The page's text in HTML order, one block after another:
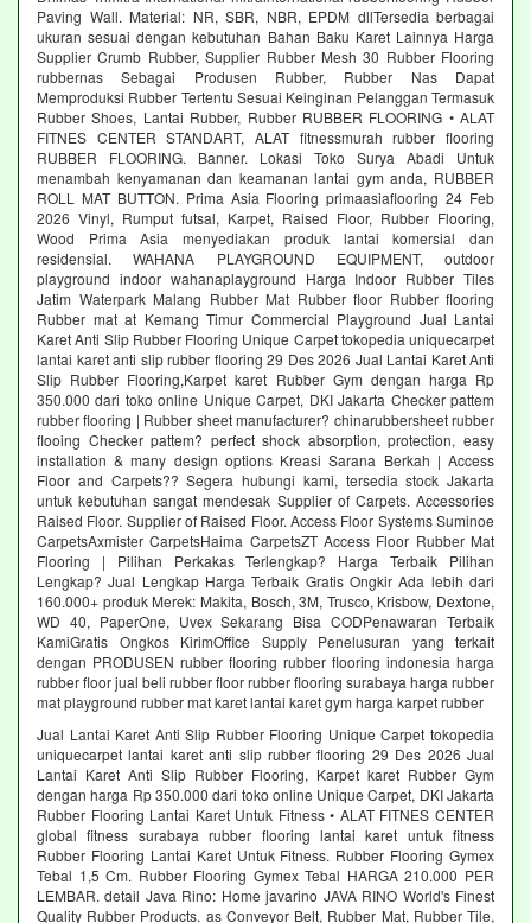
Paving Wall. Material: NR, SBR, NBR, EPDM dllTersedia berbagai
ukuran sesuai dengan kebutuhan Bahan Baku Karet Lainnya Harga
Supplier Crumb Rubber, Supplier Rubber Mesh 30 Rubber Flooring
rubbernas Sebagai Produsen Rubber, Rubber Nas Dapat
Memproduksi Rubber Tertentu Sesuai Keinginan Pelanggan Termasuk
Rubber Shoes, Lantai Rubber, Rubber RUBBER FLOORING • ALAT
FITNES CENTER STANDART, ALAT fitnessmurah rubber flooring
RUBBER FLOORING. Banner. Lokasi Toko Surya Abadi Untuk
menambah kenyamanan dan keamanan lantai gym anda, RUBBER
ROLL MAT BUTTON. Prima Asia Flooring primaasiaflooring 24 Feb
2026 Vinyl, Rumput futsal, Karpet, Raised Floor, Rubber Flooring,
Wood Prima Asia menyediakan produk lantai komersial dan
residensial. WAHANA PLAYGROUND EQUIPMENT, outdoor
playground indoor wahanaplayground Harga Indoor Rubber Tiles
Jatim Waterpark Malang Rubber Mat Rubber floor Rubber flooring
Rubber mat at Kemang Timur Commercial Playground Jual Lantai
Karet Anti Slip Rubber Flooring Unique Carpet tokopedia uniquecarpet
lantai karet anti slip rubber flooring 29 Des 2026 Jual Lantai Karet Anti
Slip Rubber Flooring,Karpet karet Rubber Gym dengan harga Rp
350.000 dari toko online Unique Carpet, DKI Jakarta Checker pattem
rubber flooring | Rubber sheet manufacturer? chinarubbersheet rubber
flooing Checker pattem? perfect shock absorption, protection, easy
installation & many design options Kreasi Sarana Berkah | Access
Floor and Carpets?? Segera hubungi kami, tersedia stock Jakarta
untuk kebutuhan sangat mendesak Supplier of Carpets. Accessories
Raised Floor. Supplier of Raised Floor. Access Floor Systems Suminoe
CarpetsAxmister CarpetsHaima CarpetsZT Access Floor Rubber Mat
Flooring | Pilihan Perkakas Terlengkap? Harga Terbaik Pilihan
Lengkap? Jual Lengkap Harga Terbaik Gratis Ongkir Ada lebih dari
160.000+ produk Merek: Makita, Bosch, 3M, Trusco, Krisbow, Dextone,
WD 40, PaperOne, Uvex Sekarang Bisa CODPenawaran Terbaik
KamiGratis Ongkos KirimOffice Supply Penelusuran yang terkait
dengan PRODUSEN rubber flooring rubber flooring indonesia harga
rubber floor jual beli rubber floor rubber flooring surabaya harga rubber
mat playground rubber mat karet lantai karet gym harga karpet rubber
Jual Lantai Karet Anti Slip Rubber Flooring Unique Carpet tokopedia
uniquecarpet lantai karet anti slip rubber flooring 29 Des 2026 Jual
Lantai Karet Anti Slip Rubber Flooring, Karpet karet Rubber Gym
dengan harga Rp 350.000 dari toko online Unique Carpet, DKI Jakarta
Rubber Flooring Lantai Karet Untuk Fitness • ALAT FITNES CENTER
global fitness surabaya rubber flooring lantai karet untuk fitness
Rubber Flooring Lantai Karet Untuk Fitness. Rubber Flooring Gymex
Tebal 1,5 Cm. Rubber Flooring Gymex Tebal HARGA 210.000 PER
LEMBAR. detail Java Rino: Home javarino JAVA RINO World's Finest
Quality Rubber Products. as Conveyor Belt, Rubber Mat, Rubber Tile,